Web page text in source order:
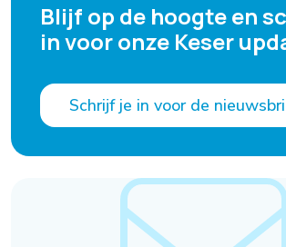
Blijf op de hoogte en
in voor onze Keser
Schrijf je in voor de